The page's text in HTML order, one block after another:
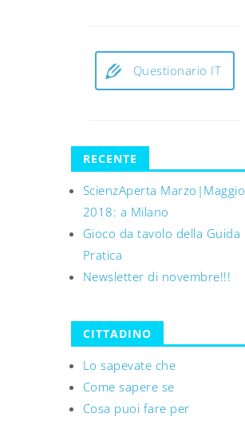
Questionario IT
RECENTE
ScienzAperta Marzo|Maggio
2018: a Milano
Gioco da tavolo della Guida
Pratica
Newsletter di novembre!!!
CITTADINO
Lo sapevate che
Come sapere se
Cosa puoi fare per